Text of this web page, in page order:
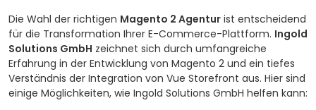
Die Wahl der richtigen Magento 2 Agentur ist entscheidend
für die Transformation Ihrer E-Commerce-Plattform. Ingold
Solutions GmbH zeichnet sich durch umfangreiche
Erfahrung in der Entwicklung von Magento 2 und ein tiefes
Verständnis der Integration von Vue Storefront aus. Hier sind
einige Möglichkeiten, wie Ingold Solutions GmbH helfen kann: